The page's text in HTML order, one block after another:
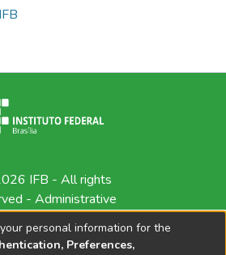
IFB - All rights
- Administrative
personal information for the
Preferences,